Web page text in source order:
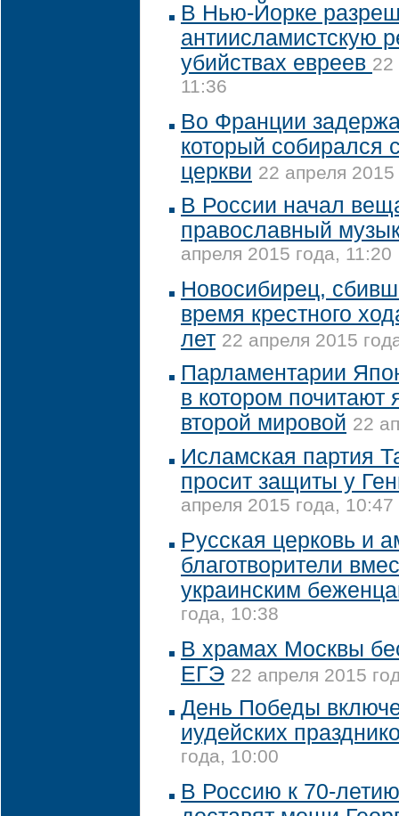
В Нью-Йорке
антиисламистскую
убийствах евреев 22
11:36
Во Франции
который собирался
церкви 22 апреля 2015
В России начал
православный
апреля 2015 года, 11:20
Новосибирец,
время крестного
лет 22 апреля 2015
Парламентарии
в котором почитают
второй мировой 22
Исламская партия
просит защиты у
апреля 2015 года, 10:47
Русская церковь и
благотворители
украинским
года, 10:38
В храмах Москвы
ЕГЭ 22 апреля 2015
День Победы
иудейских
года, 10:00
В Россию к 70-